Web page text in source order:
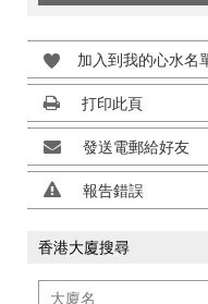
加入到我的心水名
打印此頁
發送電郵給好友
報告錯誤
香港大廈搜尋